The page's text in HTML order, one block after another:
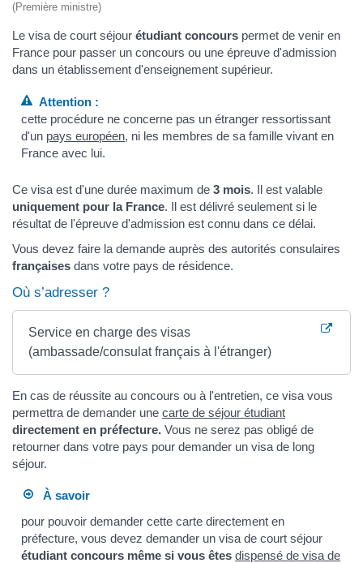
(Première ministre)
Le visa de court séjour étudiant concours permet de venir en
France pour passer un concours ou une épreuve d'admission
dans un établissement d'enseignement supérieur.
Attention :
cette procédure ne concerne pas un étranger ressortissant
d'un pays européen, ni les membres de sa famille vivant en
France avec lui.
Ce visa est d'une durée maximum de 3 mois. Il est valable
uniquement pour la France. Il est délivré seulement si le
résultat de l'épreuve d'admission est connu dans ce délai.
Vous devez faire la demande auprès des autorités consulaires
françaises dans votre pays de résidence.
Où s’adresser ?
Service en charge des visas
(ambassade/consulat français à l'étranger)
En cas de réussite au concours ou à l'entretien, ce visa vous
permettra de demander une carte de séjour étudiant
directement en préfecture. Vous ne serez pas obligé de
retourner dans votre pays pour demander un visa de long
séjour.
À savoir
pour pouvoir demander cette carte directement en
préfecture, vous devez demander un visa de court séjour
étudiant concours même si vous êtesdispensé de visa de